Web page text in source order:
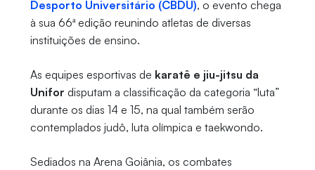
Desporto Universitário (CBDU), o evento chega
à sua 66ª edição reunindo atletas de diversas
instituições de ensino.
As equipes esportivas de karatê e jiu-jitsu da
Unifor disputam a classificação da categoria “luta”
durante os dias 14 e 15, na qual também serão
contemplados judô, luta olímpica e taekwondo.
Sediados na Arena Goiânia, os combates